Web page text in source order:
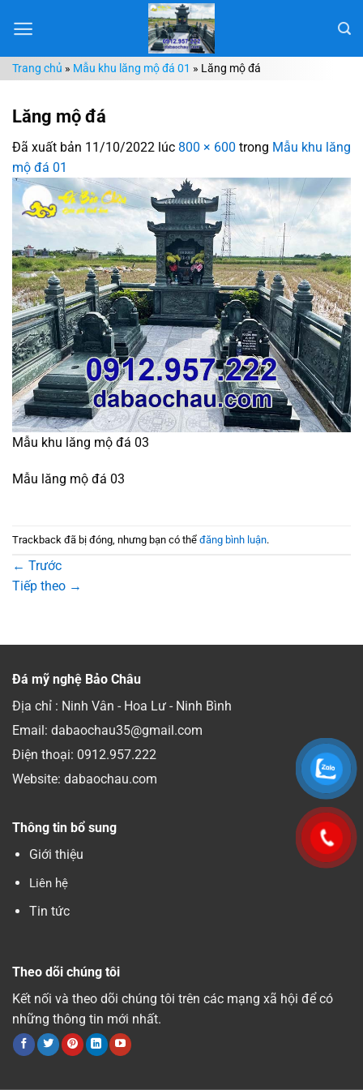
đến
dungTrang chủ » Mẫu khu lăng mộ đá 01 » Lăng mộ đá
Lăng mộ đá
Đã xuất bản 11/10/2022 lúc 800 × 600 trong Mẫu khu lăng
mộ đá 01
Mẫu khu lăng mộ đá 03
Mẫu lăng mộ đá 03
Trackback đã bị đóng, nhưng bạn có thể đăng bình luận.
← Trước
Tiếp theo →
Đá mỹ nghệ Bảo Châu
Địa chỉ : Ninh Vân - Hoa Lư - Ninh Bình
Email: dabaochau35@gmail.com
Điện thoại: 0912.957.222
Website: dabaochau.com
Thông tin bổ sung
Giới thiệu
Liên hệ
Tin tức
Theo dõi chúng tôi
Kết nối và theo dõi chúng tôi trên các mạng xã hội để có
những thông tin mới nhất.